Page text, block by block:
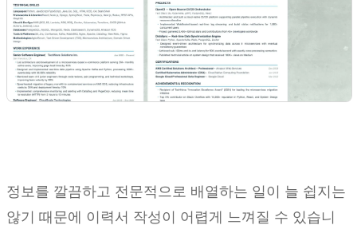
정보를 깔끔하고 전문적으로 배열하는 일이 늘 쉽지는
않기 때문에 이력서 작성이 어렵게 느껴질 수 있습니